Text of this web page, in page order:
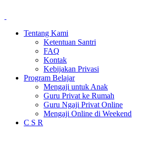
Tentang Kami
Ketentuan Santri
FAQ
Kontak
Kebijakan Privasi
Program Belajar
Mengaji untuk Anak
Guru Privat ke Rumah
Guru Ngaji Privat Online
Mengaji Online di Weekend
C S R